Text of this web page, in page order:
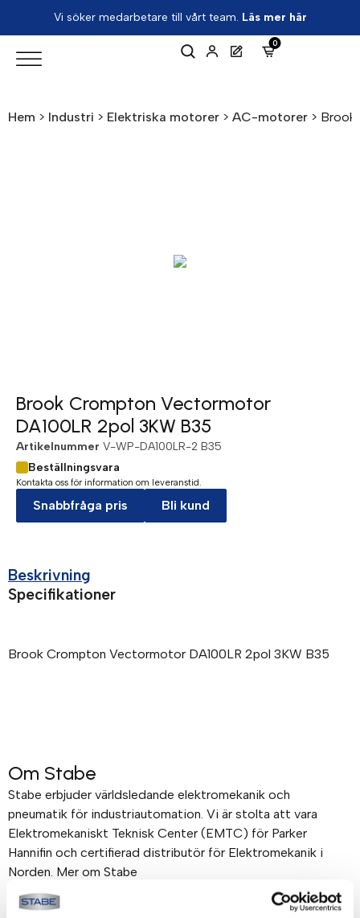
Vi söker medarbetare till vårt team. Läs mer här
0
Hem > Industri > Elektriska motorer > AC-motorer > Brook
Brook Crompton Vectormotor
DA100LR 2pol 3KW B35
Artikelnummer V-WP-DA100LR-2 B35
Beställningsvara
Kontakta oss för information om leveranstid.
Snabbfråga pris Bli kund
Beskrivning
Specifikationer
Brook Crompton Vectormotor DA100LR 2pol 3KW B35
Om Stabe
Stabe erbjuder världsledande elektromekanik och
pneumatik för industriautomation. Vi är stolta att vara
Elektromekaniskt Teknisk Center (EMTC) för Parker
Hannifin och certifierad distributör för Elektromekanik i
Norden. Mer om Stabe